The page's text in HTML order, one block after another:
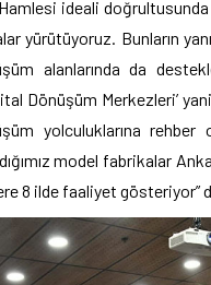
ideali
yürütüyoruz. Bunların
alanlarında da
Dönüşüm Merkezleri’
yolculuklarına rehber
model fabrikalar
8 ilde faaliyet gösteriyor”